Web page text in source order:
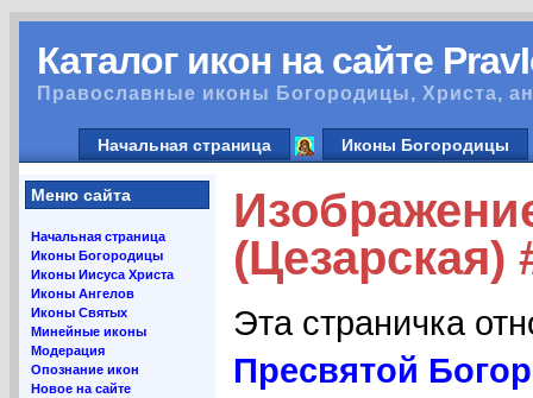
Каталог икон на сайте
Православные иконы Богородицы, Христа,
Начальная страница Иконы Богородицы
Меню сайта
Начальная страница
Иконы Богородицы
Иконы Иисуса Христа
Иконы Ангелов
Иконы Святых
Минейные иконы
Модерация
Опознание икон
Новое на сайте
(Цезарская)
Эта страничка
Пресвятой